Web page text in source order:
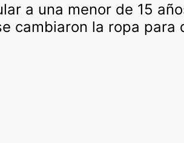
a una menor de 15
cambiaron la ropa